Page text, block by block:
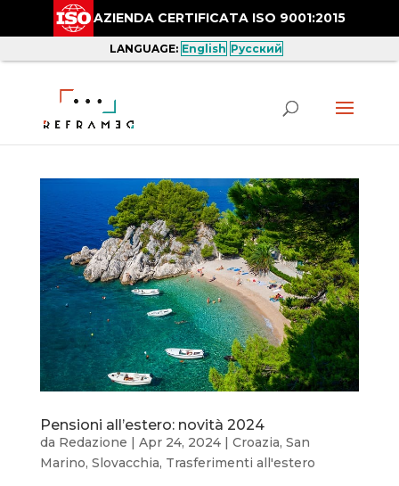
Pensioni all’estero: novità 2024
da Redazione | Apr 24, 2024| Croazia, San
Marino, Slovacchia, Trasferimenti all'estero
AZIENDA CERTIFICATA ISO 9001:2015
LANGUAGE: English Русский